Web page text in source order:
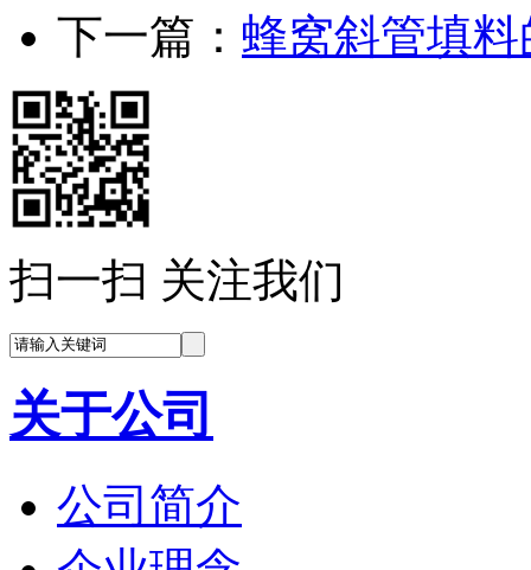
下一篇： 蜂窝斜管填
扫一扫 关注我们
关于公司
公司简介